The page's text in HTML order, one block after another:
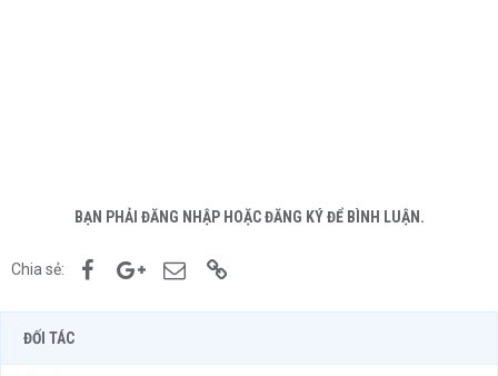
BẠN PHẢI ĐĂNG NHẬP HOẶC ĐĂNG KÝ ĐỂ BÌNH LUẬN.
Chia sẻ: FacebookGoogle+Email
ĐỐI TÁC